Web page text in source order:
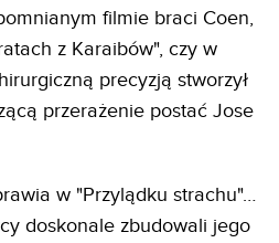
filmie braci Coen,
z Karaibów", czy w
precyzją stworzył
przerażenie postać Jose
w "Przylądku strachu"…
doskonale zbudowali jego